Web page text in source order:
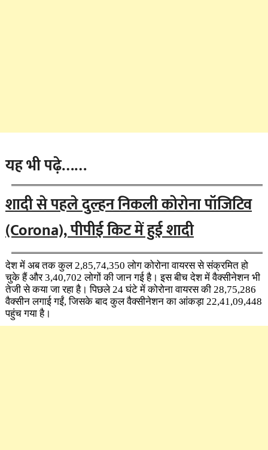
यह भी पढ़े……
शादी से पहले दुल्हन निकली कोरोना पॉजिटिव
(Corona), पीपीई किट में हुई शादी
देश में अब तक कुल 2,85,74,350 लोग कोरोना वायरस से संक्रमित हो
चुके हैं और 3,40,702 लोगों की जान गई है। इस बीच देश में वैक्‍सीनेशन भी
तेजी से कया जा रहा है। पिछले 24 घंटे में कोरोना वायरस की 28,75,286
वैक्सीन लगाई गईं, जिसके बाद कुल वैक्सीनेशन का आंकड़ा 22,41,09,448
पहुंच गया है।